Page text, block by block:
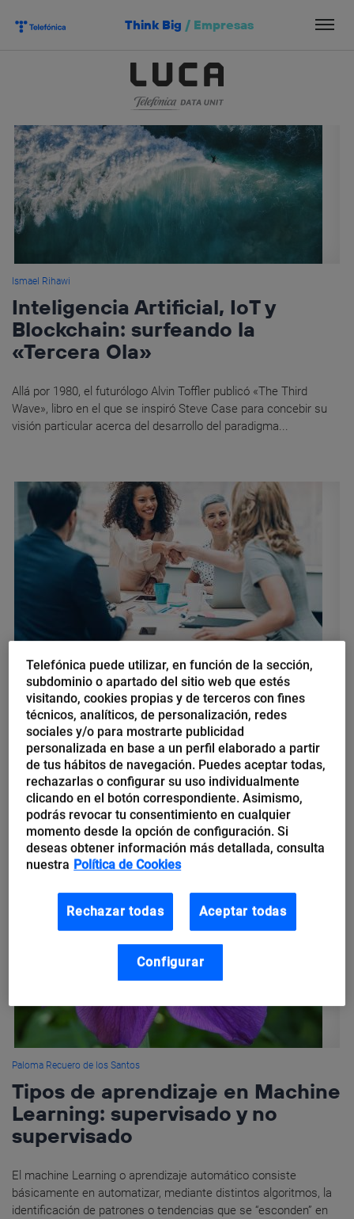
Think Big / Empresas
Ismael Rihawi
Inteligencia Artificial, IoT y
Blockchain: surfeando la
«Tercera Ola»
Allá por 1980, el futurólogo Alvin Toffler publicó «The Third
Wave», libro en el que se inspiró Steve Case para concebir su
visión particular acerca del desarrollo del paradigma...
Ismael Rihawi
Realidades Big Data: conectando
oportunidades profesionales en
la era digital
Vivimos en un tiempo en el que la sociedad avanza de la mano
de la ya tan consagrada transformación digital, extrapolándose
ésta tanto al ámbito doméstico como empresarial. Su...
Paloma Recuero de los Santos
Tipos de aprendizaje en Machine
Learning: supervisado y no
supervisado
El machine Learning o aprendizaje automático consiste
básicamente en automatizar, mediante distintos algoritmos, la
identificación de patrones o tendencias que se “esconden” en
Telefónica puede utilizar, en función de la sección,
subdominio o apartado del sitio web que estés
visitando, cookies propias y de terceros con fines
técnicos, analíticos, de personalización, redes
sociales y/o para mostrarte publicidad
personalizada en base a un perfil elaborado a partir
de tus hábitos de navegación. Puedes aceptar todas,
rechazarlas o configurar su uso individualmente
clicando en el botón correspondiente. Asimismo,
podrás revocar tu consentimiento en cualquier
momento desde la opción de configuración. Si
deseas obtener información más detallada, consulta
nuestra Política de Cookies
Rechazar todas Aceptar todas
Configurar